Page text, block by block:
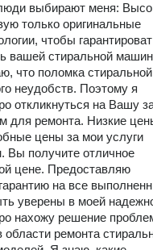
выбирaют мeня:
только оригинальные
чтобы
вашей стиральной
что поломка стиральной
неудобств. Поэтому я
откликнуться на Вашу
для ремонта. Низкие
цены за мои услуги
Вы получите отличное
цене. Предоставляю
на все
уверены в моей
нахожу решение
ремонта